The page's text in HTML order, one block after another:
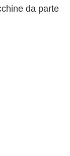
da parte